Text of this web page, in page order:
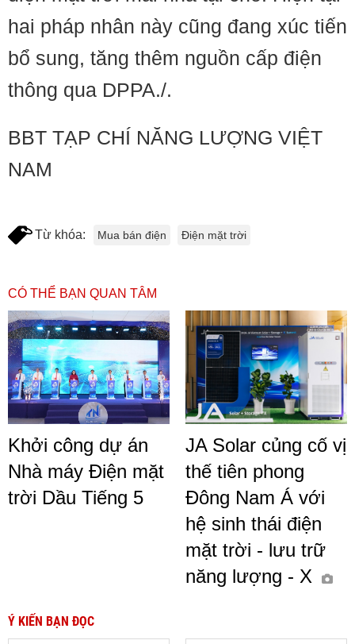
hai pháp nhân này cũng đang xúc tiến
bổ sung, tăng thêm nguồn cấp điện
thông qua DPPA./.
BBT TẠP CHÍ NĂNG LƯỢNG VIỆT
NAM
Từ khóa: Mua bán điện Điện mặt trời
CÓ THỂ BẠN QUAN TÂM
Khởi công dự án
Nhà máy Điện mặt
trời Dầu Tiếng 5
JA Solar củng cố vị
thế tiên phong
Đông Nam Á với
hệ sinh thái điện
mặt trời - lưu trữ
năng lượng - X
Ý KIẾN BẠN ĐỌC